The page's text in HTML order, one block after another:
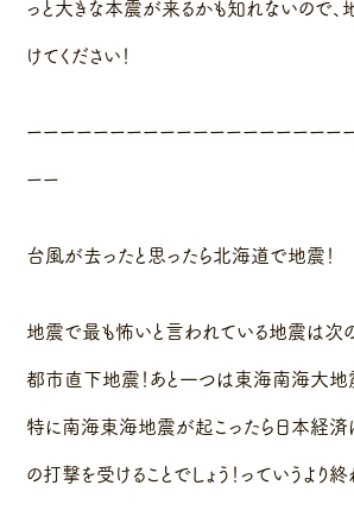
っと大きな本震が来るかも知れないので
けてください！
ーーーーーーーーーーーーーーーーーーー
ーー
台風が去ったと思ったら北海道で地震！
地震で最も怖いと言われている地震は次
都市直下地震！あと一つは東海南海大地
特に南海東海地震が起こったら日本経済
の打撃を受けることでしょう！っていうより終